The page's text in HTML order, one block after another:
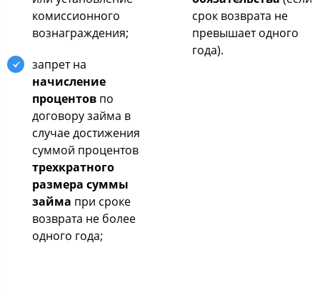
комиссионного
вознаграждения;
запрет на
начисление
процентов по
договору займа в
случае достижения
суммой процентов
трехкратного
размера суммы
займа при сроке
возврата не более
одного года;
срок возврата не
превышает одного
года).